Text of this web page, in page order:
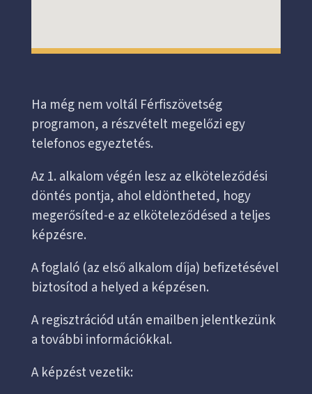
Ha még nem voltál Férfiszövetség
programon, a részvételt megelőzi egy
telefonos egyeztetés.
Az 1. alkalom végén lesz az elköteleződési
döntés pontja, ahol eldöntheted, hogy
megerősíted-e az elköteleződésed a teljes
képzésre.
A foglaló (az első alkalom díja) befizetésével
biztosítod a helyed a képzésen.
A regisztrációd után emailben jelentkezünk
a további információkkal.
A képzést vezetik: